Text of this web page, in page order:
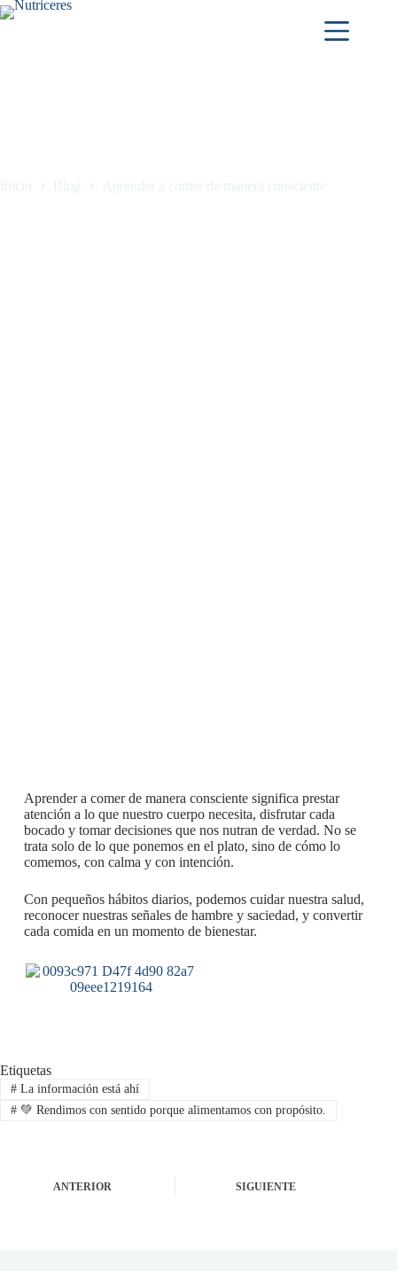
Inicio Blog
Aprender a comer de manera consciente
Aprender a comer de manera consciente significa prestar
atención a lo que nuestro cuerpo necesita, disfrutar cada
bocado y tomar decisiones que nos nutran de verdad. No se
trata solo de lo que ponemos en el plato, sino de cómo lo
comemos, con calma y con intención.
Con pequeños hábitos diarios, podemos cuidar nuestra salud,
reconocer nuestras señales de hambre y saciedad, y convertir
cada comida en un momento de bienestar.
Etiquetas
#La información está ahí
#💚 Rendimos con sentido porque alimentamos con propósito.
ANTERIOR SIGUIENTE